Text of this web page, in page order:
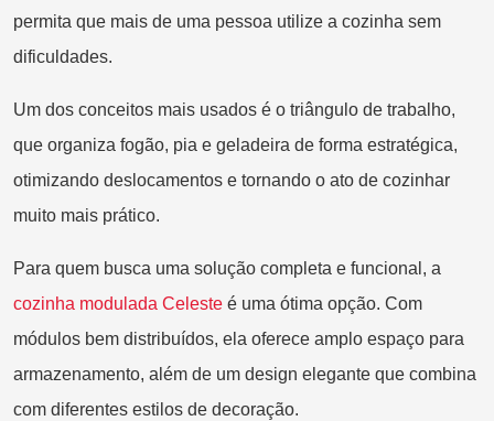
permita que mais de uma pessoa utilize a cozinha sem
dificuldades.
Um dos conceitos mais usados é o triângulo de trabalho,
que organiza fogão, pia e geladeira de forma estratégica,
otimizando deslocamentos e tornando o ato de cozinhar
muito mais prático.
Para quem busca uma solução completa e funcional, a
cozinha modulada Celeste é uma ótima opção. Com
módulos bem distribuídos, ela oferece amplo espaço para
armazenamento, além de um design elegante que combina
com diferentes estilos de decoração.